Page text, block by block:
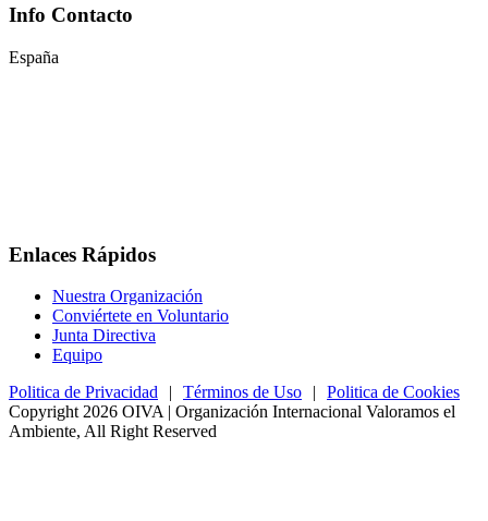
Info Contacto
España
Enlaces Rápidos
Nuestra Organización
Conviértete en Voluntario
Junta Directiva
Equipo
Politica de Privacidad
| Términos de Uso |
Politica de Cookies
Copyright 2026 OIVA | Organización Internacional Valoramos el
Ambiente, All Right Reserved